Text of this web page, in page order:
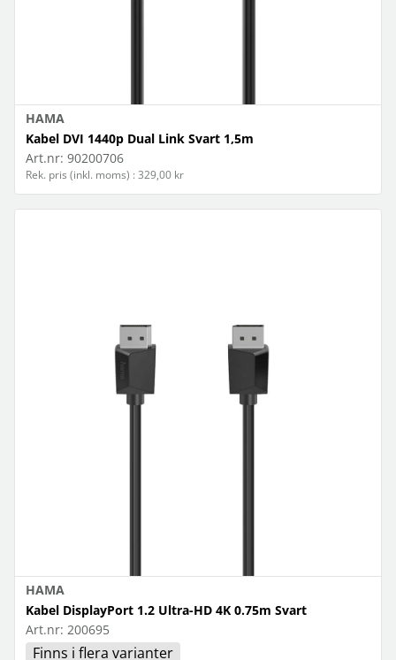
HAMA
Kabel DVI 1440p Dual Link Svart 1,5m
Art.nr: 90200706
Rek. pris (inkl. moms) : 329,00 kr
HAMA
Kabel DisplayPort 1.2 Ultra-HD 4K 0.75m Svart
Art.nr: 200695
Finns i flera varianter